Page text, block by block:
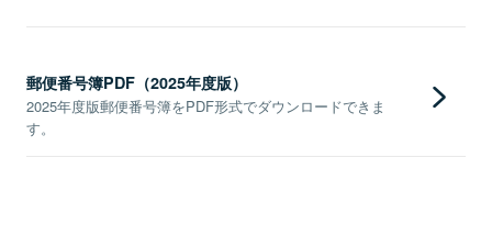
郵便番号簿PDF（2025年度版）
2025年度版郵便番号簿をPDF形式でダウンロードできま
す。